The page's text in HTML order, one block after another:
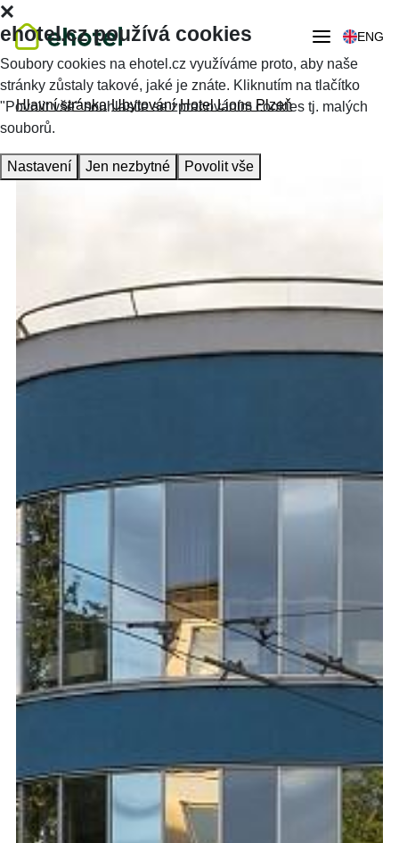
ENG
Hlavní stránka Ubytování Hotel Lions Plzeň
ehotel.cz používá cookies
Soubory cookies na ehotel.cz využíváme proto, aby naše
stránky zůstaly takové, jaké je znáte. Kliknutím na tlačítko
"Povolit vše" souhlasíte se zpracováním cookies tj. malých
souborů.
Nastavení Jen nezbytné Povolit vše